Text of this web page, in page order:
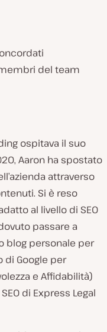
del team
ospitava il suo
Aaron ha spostato
attraverso
Si è reso
al livello di SEO
passare a
blog personale per
di Google per
e Affidabilità)
di Express Legal